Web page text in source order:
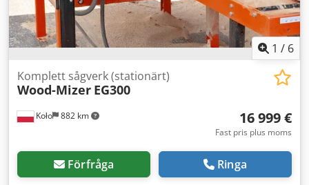
1 / 6
Koło 882 km
Komplett sågverk (stationärt)
Wood-Mizer EG300
16 999 €
Fast pris plus moms
Förfråga Ringa